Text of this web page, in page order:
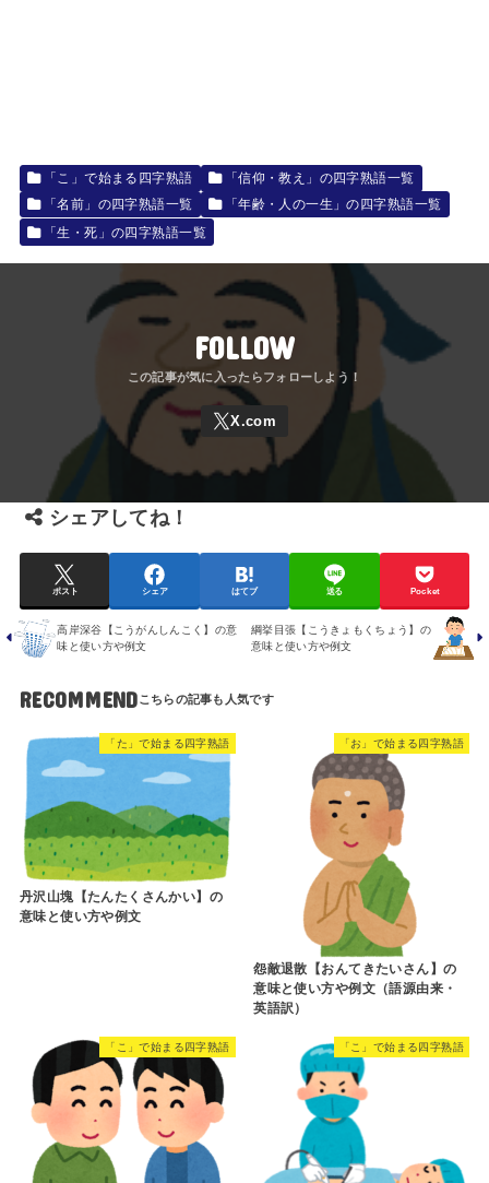
「こ」で始まる四字熟語
「信仰・教え」の四字熟語一覧
「名前」の四字熟語一覧
「年齢・人の一生」の四字熟語一覧
「生・死」の四字熟語一覧
FOLLOW
シェアしてね！
ポスト シェア はてブ 送る Pocket
高岸深谷【こうがんしんこく】の意
味と使い方や例文
綱挙目張【こうきょもくちょう】の
意味と使い方や例文
RECOMMEND
「た」で始まる四字熟語
丹沢山塊【たんたくさんかい】の
意味と使い方や例文
「お」で始まる四字熟語
怨敵退散【おんてきたいさん】の
意味と使い方や例文（語源由来・
英語訳）
「こ」で始まる四字熟語 「こ」で始まる四字熟語